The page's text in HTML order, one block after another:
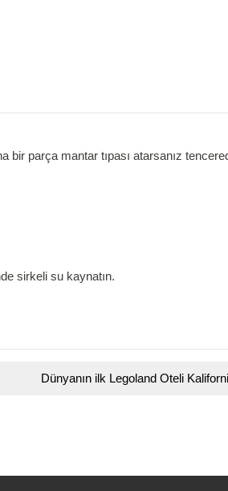
bir parça mantar tıpası atarsanız
sirkeli su kaynatın.
Dünyanın ilk Legoland Oteli